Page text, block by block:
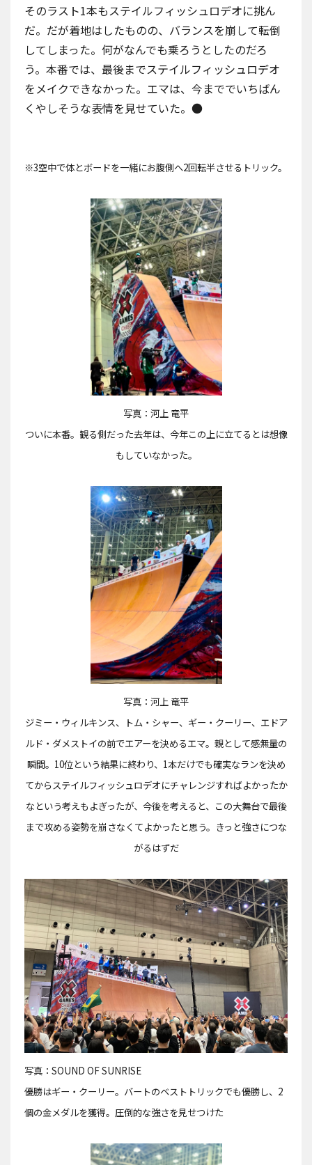
そのラスト1本もステイルフィッシュロデオに挑ん
だ。だが着地はしたものの、バランスを崩して転倒
してしまった。何がなんでも乗ろうとしたのだろ
う。本番では、最後までステイルフィッシュロデオ
をメイクできなかった。エマは、今まででいちばん
くやしそうな表情を見せていた。●
※3空中で体とボードを一緒にお腹側へ2回転半させるトリック。
写真：河上 竜平
ついに本番。観る側だった去年は、今年この上に立てるとは想像
もしていなかった。
写真：河上 竜平
ジミー・ウィルキンス、トム・シャー、ギー・クーリー、エドア
ルド・ダメストイの前でエアーを決めるエマ。親として感無量の
瞬間。10位という結果に終わり、1本だけでも確実なランを決め
てからステイルフィッシュロデオにチャレンジすればよかったか
なという考えもよぎったが、今後を考えると、この大舞台で最後
まで攻める姿勢を崩さなくてよかったと思う。きっと強さにつな
がるはずだ
写真：SOUND OF SUNRISE
優勝はギー・クーリー。バートのベストトリックでも優勝し、2
個の金メダルを獲得。圧倒的な強さを見せつけた